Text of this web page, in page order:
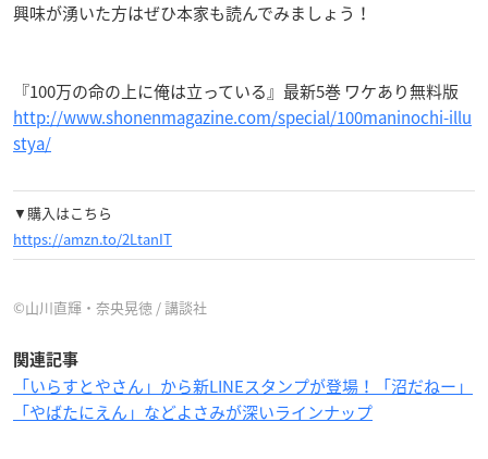
興味が湧いた方はぜひ本家も読んでみましょう！
『100万の命の上に俺は立っている』最新5巻 ワケあり無料版
http://www.shonenmagazine.com/special/100maninochi-illu
stya/
▼購入はこちら
https://amzn.to/2LtanIT
©山川直輝・奈央晃徳 / 講談社
関連記事
「いらすとやさん」から新LINEスタンプが登場！「沼だねー」
「やばたにえん」などよさみが深いラインナップ